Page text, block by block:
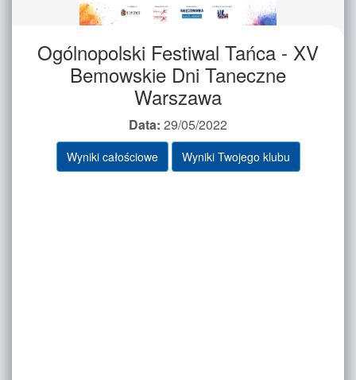
Ogólnopolski Festiwal Tańca - XV
Bemowskie Dni Taneczne
Warszawa
Data: 29/05/2022
Wyniki całościowe Wyniki Twojego klubu